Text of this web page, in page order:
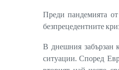
Преди пандемията
безпрецедентните
В днешния забързан
ситуации. Според